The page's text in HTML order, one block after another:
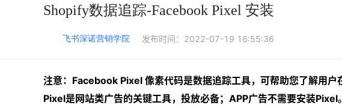
营销推广 网站运营
Shopify数据追踪-Facebook Pixel 安装
飞书深诺营销学院 发布时间： 2022-07-19 16:55:36
注意：Facebook Pixel 像素代码是数据追踪工具，可帮助您了解用户
Pixel是网站类广告的关键工具，投放必备；APP广告不需要安装Pixel。